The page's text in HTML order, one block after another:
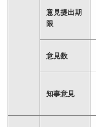
意見提出期
限
意見数
知事意見